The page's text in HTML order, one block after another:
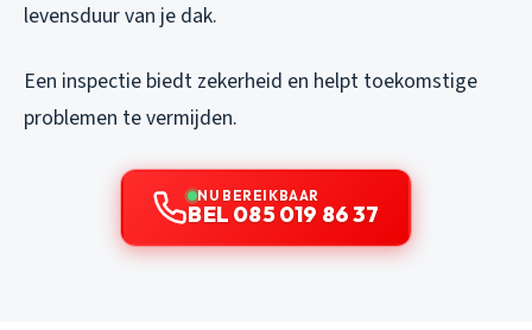
levensduur van je dak.
Een inspectie biedt zekerheid en helpt toekomstige
problemen te vermijden.
NU BEREIKBAAR
BEL 085 019 86 37